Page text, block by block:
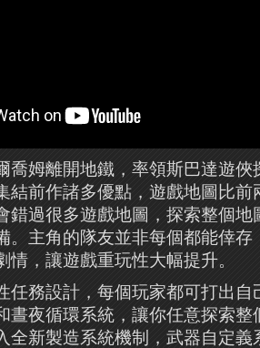
喬姆離開地鐵，率領斯巴達遊俠
結前作諸多優點，遊戲地圖比
錯過很多遊戲地圖，探索整個
。主角的隊友並非每個都能倖存
情，讓遊戲重玩性大幅提升。
任務設計，每個玩家都可打出自
晝夜循環系統，讓你任意探索整
全新製造系統機制，武器自定